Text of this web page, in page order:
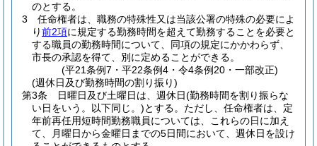
のとする。
3
任命権者は、職務の特殊性又は当該公署の特殊の必要によ
り前2項に規定する勤務時間を超えて勤務することを必要と
する職員の勤務時間について、同項の規定にかかわらず、
市長の承認を得て、別に定めることができる。
(平21条例7・平22条例4・令4条例20・一部改正)
(週休日及び勤務時間の割り振り)
第3条
日曜日及び土曜日は、週休日(勤務時間を割り振らな
い日をいう。以下同じ。)とする。 ただし、任命権者は、定
年前再任用短時間勤務職員については、これらの日に加え
て、月曜日から金曜日までの5日間において、週休日を設け